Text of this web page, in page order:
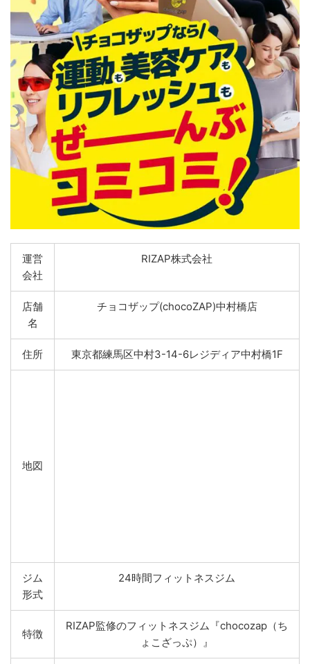
運営
会社
RIZAP株式会社
店舗
名
チョコザップ(chocoZAP)中村橋店
住所 東京都練馬区中村3-14-6レジディア中村橋1F
地図
ジム
形式
24時間フィットネスジム
特徴
RIZAP監修のフィットネスジム『chocozap（ち
ょこざっぷ）』